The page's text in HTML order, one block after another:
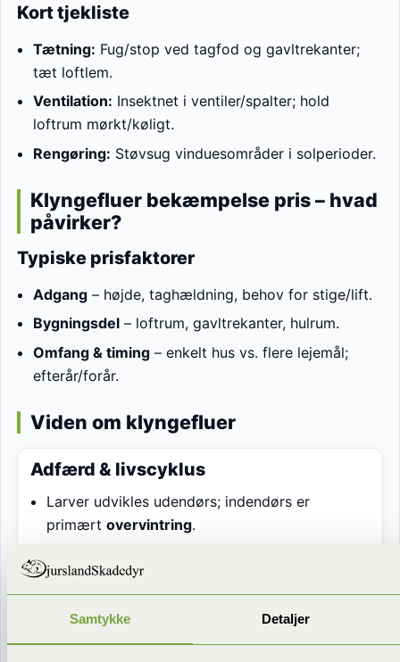
Samtykke Detaljer
Kort tjekliste
Tætning: Fug/stop ved tagfod og gavltrekanter;
tæt loftlem.
Ventilation: Insektnet i ventiler/spalter; hold
loftrum mørkt/køligt.
Rengøring: Støvsug vinduesområder i solperioder.
Klyngefluer bekæmpelse pris – hvad
påvirker?
Typiske prisfaktorer
Adgang – højde, taghældning, behov for stige/lift.
Bygningsdel – loftrum, gavltrekanter, hulrum.
Omfang & timing – enkelt hus vs. flere lejemål;
efterår/forår.
Viden om klyngefluer
Adfærd & livscyklus
Larver udvikles udendørs; indendørs er
primærtovervintring.
være sørgemyg (potteplanter) eller
drænrørsfluer (afløb).
Hvor længe lever en flue?
Uger–måneder;